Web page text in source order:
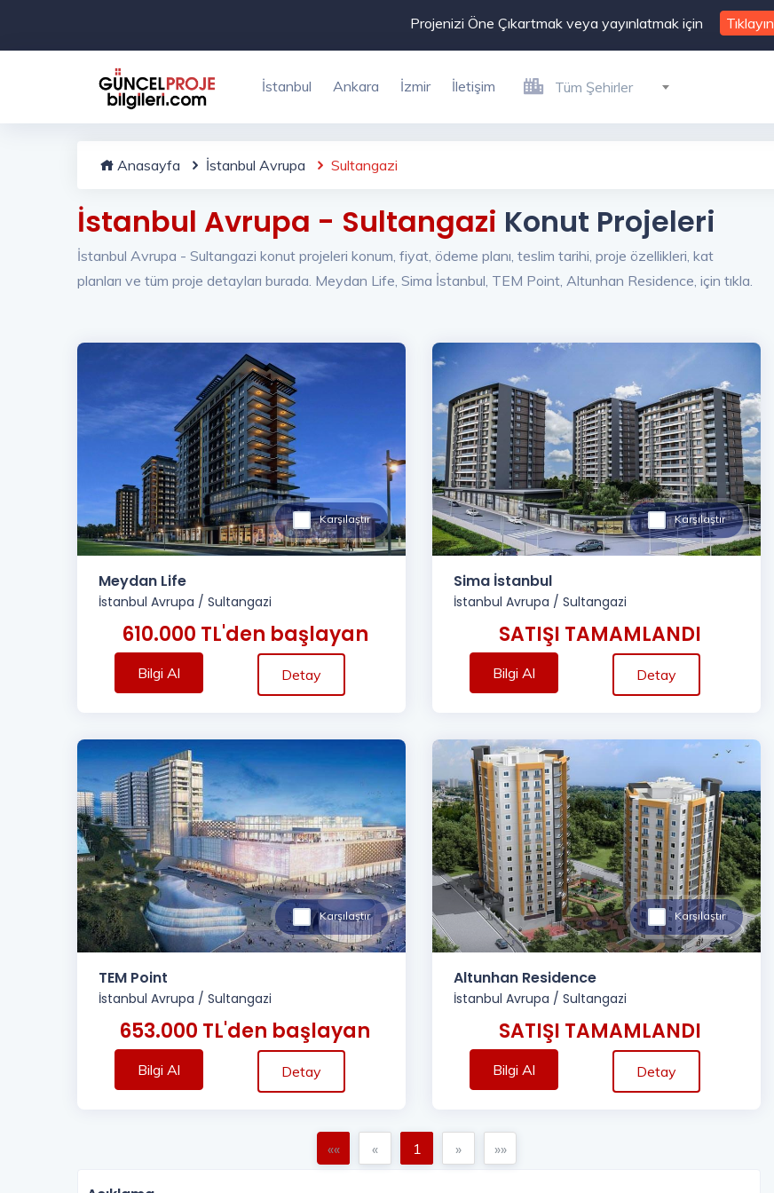
Projenizi Öne Çıkartmak veya yayınlatmak için Tıklayın
İstanbul Ankara İzmir İletişim Tüm Şehirler
Anasayfa İstanbul Avrupa Sultangazi
İstanbul Avrupa - Sultangazi Konut Projeleri
İstanbul Avrupa - Sultangazi konut projeleri konum, fiyat, ödeme planı, teslim tarihi, proje özellikleri, kat
planları ve tüm proje detayları burada. Meydan Life, Sima İstanbul, TEM Point, Altunhan Residence, için tıkla.
Karşılaştır
Meydan Life
İstanbul Avrupa / Sultangazi
610.000 TL'den başlayan
Bilgi Al Detay
Karşılaştır
Sima İstanbul
İstanbul Avrupa / Sultangazi
SATIŞI TAMAMLANDI
Bilgi Al Detay
Karşılaştır
TEM Point
İstanbul Avrupa / Sultangazi
653.000 TL'den başlayan
Bilgi Al Detay
Karşılaştır
Altunhan Residence
İstanbul Avrupa / Sultangazi
SATIŞI TAMAMLANDI
Bilgi Al Detay
«« « 1 » »»